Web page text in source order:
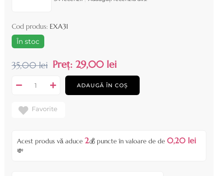
Cod produs: EXA31
În stoc
35,00 lei Preț: 29,00 lei
ADAUGĂ ÎN COȘ
Favorite
Acest produs vă aduce 2💰 puncte în valoare de de 0,20 lei
💸